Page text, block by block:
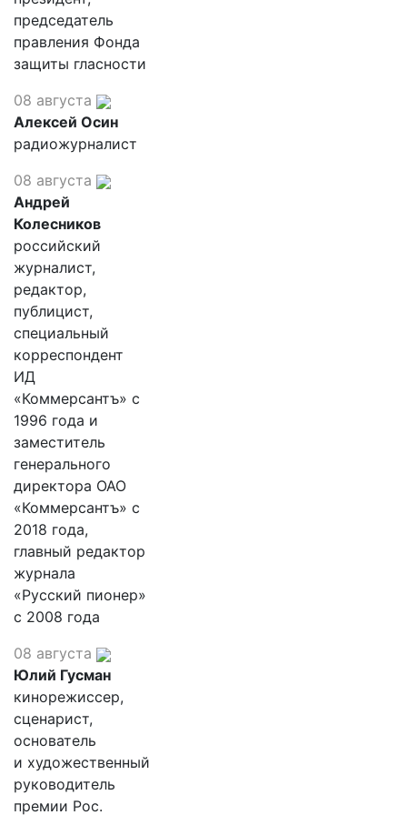
председатель
правления Фонда
защиты гласности
08 августа
Алексей Осин
радиожурналист
08 августа
Андрей
Колесников
российский
журналист,
редактор,
публицист,
специальный
корреспондент
ИД
«Коммерсантъ» с
1996 года и
заместитель
генерального
директора ОАО
«Коммерсантъ» с
2018 года,
главный редактор
журнала
«Русский пионер»
с 2008 года
08 августа
Юлий Гусман
кинорежиссер,
сценарист,
основатель
и художественный
руководитель
премии Рос.